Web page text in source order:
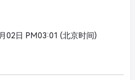
02日 PM03:01 (北京时间)